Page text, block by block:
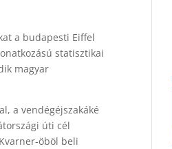
a budapesti Eiffel
statisztikai
magyar
a vendégéjszakáké
úti cél
öböl beli